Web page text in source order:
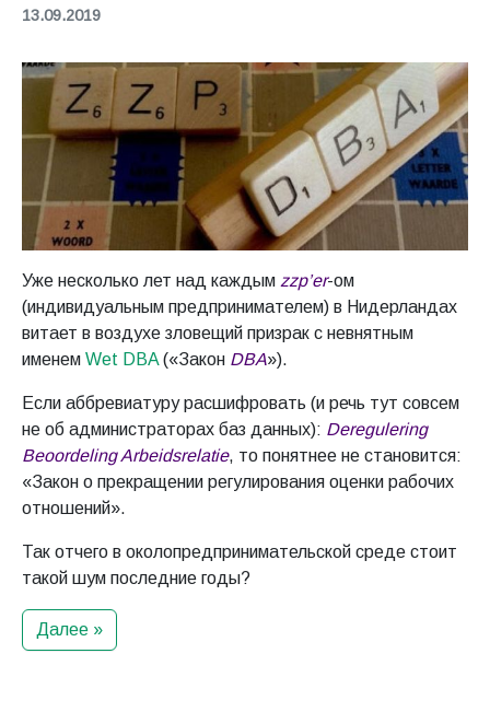
13.09.2019
Уже несколько лет над каждым zzp’er-ом
(индивидуальным предпринимателем) в Нидерландах
витает в воздухе зловещий призрак с невнятным
именем Wet DBA(«Закон DBA»).
Если аббревиатуру расшифровать (и речь тут совсем
не об администраторах баз данных): Deregulering
Beoordeling Arbeidsrelatie, то понятнее не становится:
«Закон о прекращении регулирования оценки рабочих
отношений».
Так отчего в околопредпринимательской среде стоит
такой шум последние годы?
Далее »